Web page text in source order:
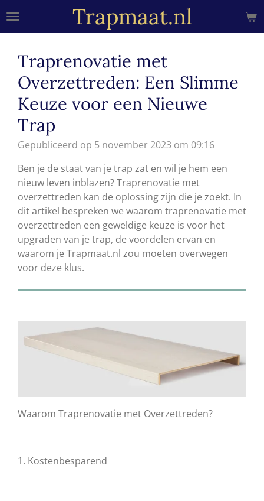
Ga
hoofdinhoud
Trapmaat.nl
Traprenovatie met
Overzettreden: Een Slimme
Keuze voor een Nieuwe
Trap
Gepubliceerd op 5 november 2023 om 09:16
Ben je de staat van je trap zat en wil je hem een
nieuw leven inblazen? Traprenovatie met
overzettreden kan de oplossing zijn die je zoekt. In
dit artikel bespreken we waarom traprenovatie met
overzettreden een geweldige keuze is voor het
upgraden van je trap, de voordelen ervan en
waarom je Trapmaat.nl zou moeten overwegen
voor deze klus.
Waarom Traprenovatie met Overzettreden?
1. Kostenbesparend